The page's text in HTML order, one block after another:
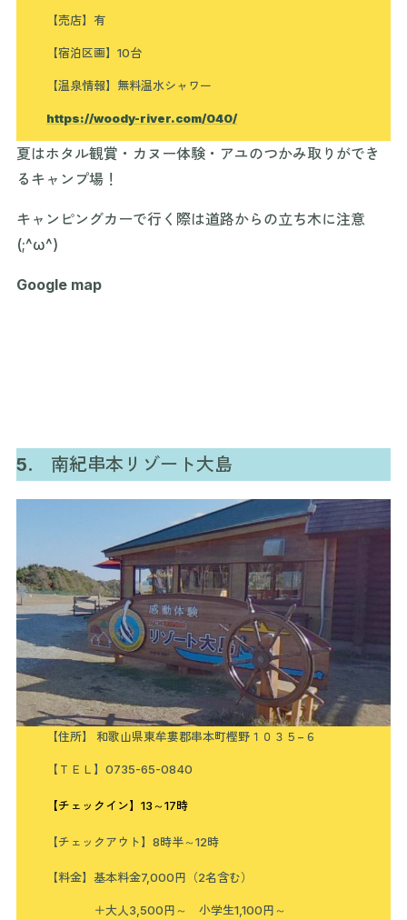
【売店】有
【宿泊区画】10台
【温泉情報】無料温水シャワー
https://woody-river.com/040/
夏はホタル観賞・カヌー体験・アユのつかみ取りができ
るキャンプ場！
キャンピングカーで行く際は道路からの立ち木に注意
(;^ω^)
Google map
5. 南紀串本リゾート大島
【住所】 和歌山県東牟婁郡串本町樫野１０３５−６
【ＴＥＬ】0735-65-0840
【チェックイン】13～17時
【チェックアウト】8時半～12時
【料金】基本料金7,000円（2名含む）
＋大人3,500円～ 小学生1,100円～